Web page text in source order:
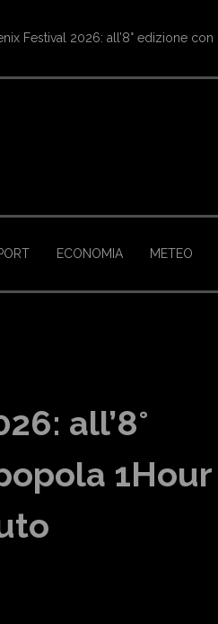
tornano le navette
ECONOMIA METEO
all’8°
1Hour